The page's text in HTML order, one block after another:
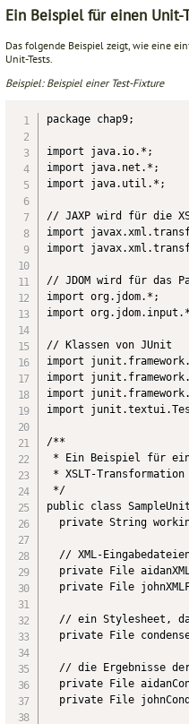
Ein Beispiel für einen Unit-
Das folgende Beispiel zeigt, wie eine
Unit-Tests.
Beispiel: Beispiel einer Test-Fixture
package chap9;
import java.io.*;
import java.net.*;
import java.util.*;
// JAXP wird für die
import
import
// JDOM wird für das
import org.jdom.*;
import
// Klassen von JUnit
import
import
import
import
/**
* Ein Beispiel für
* XSLT-
*/
public class
private String
// XML-
private File
private File
// ein Stylesheet,
private File
// die Ergebnisse
private File
private File